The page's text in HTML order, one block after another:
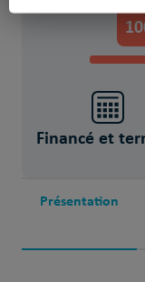
Financé et
Présentation